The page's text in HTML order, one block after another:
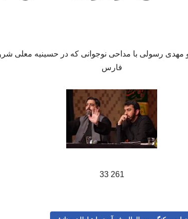
مهدی رسولی با مداحی نوجوانی که در حسینیه معلی
فارس
261 33